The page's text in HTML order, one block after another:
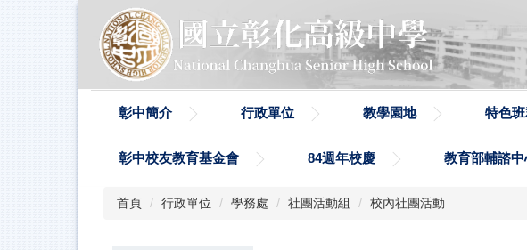
彰中簡介 行政單位 教學園地 特色
彰中校友教育基金會 84週年校慶 教育部輔諮
首頁 行政單位 學務處 社團活動組 校內社團活動